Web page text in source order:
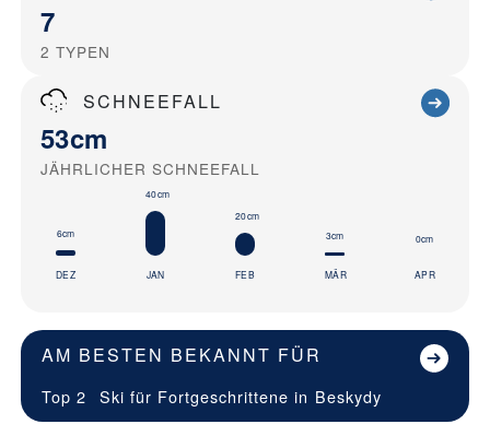
7
2 TYPEN
SCHNEEFALL
53cm
JÄHRLICHER SCHNEEFALL
6cm
DEZ
40cm
JAN
20cm
FEB
3cm
MÄR
0cm
APR
AM BESTEN BEKANNT FÜR
Top 2 Ski für Fortgeschrittene in Beskydy